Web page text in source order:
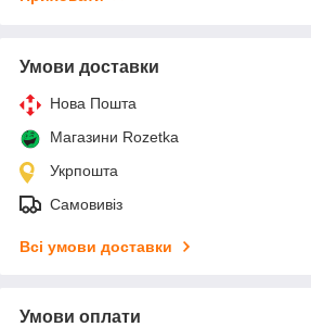
Умови доставки
Нова Пошта
Магазини Rozetka
Укрпошта
Самовивіз
Всі умови доставки
Умови оплати